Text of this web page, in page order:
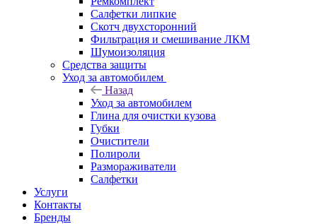
Салфетки липкие
Скотч двухсторонний
Фильтрация и смешивание ЛКМ
Шумоизоляция
Средства защиты
Уход за автомобилем
Назад
Уход за автомобилем
Глина для очистки кузова
Губки
Очистители
Полироли
Размораживатели
Салфетки
Услуги
Контакты
Бренды